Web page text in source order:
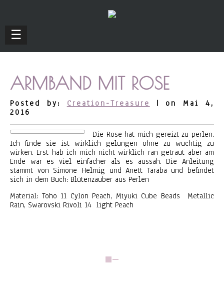
☰
ARMBAND MIT ROSE
Posted by: Creation-Treasure
| on Mai 4,
2016
Die Rose hat mich gereizt zu perlen.
Ich finde sie ist wirklich gelungen ohne zu wuchtig zu
wirken. Erst hab ich mich nicht wirklich ran getraut aber am
Ende war es viel einfacher als es aussah. Die Anleitung
stammt von Simone Helmig und Anett Taraba und befindet
sich in dem Buch: Blütenzauber aus Perlen
Material: Toho 11 Cylon Peach, Miyuki Cube Beads Metallic
Rain, Swarovski Rivoli 14 light Peach